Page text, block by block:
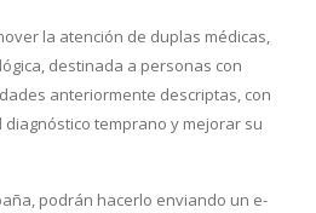
la atención de duplas médicas,
destinada a personas con
anteriormente descriptas, con
temprano y mejorar su
podrán hacerlo enviando un e-